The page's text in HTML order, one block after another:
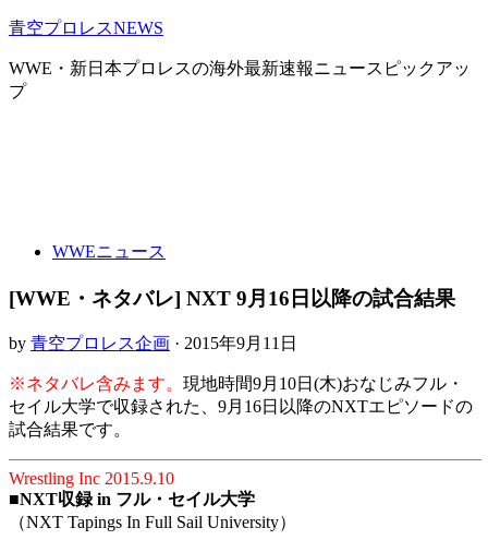
青空プロレスNEWS
WWE・新日本プロレスの海外最新速報ニュースピックアッ
プ
WWEニュース
[WWE・ネタバレ] NXT 9月16日以降の試合結果
by 青空プロレス企画 · 2015年9月11日
※ネタバレ含みます。 現地時間9月10日(木)おなじみフル・
セイル大学で収録された、9月16日以降のNXTエピソードの
試合結果です。
Wrestling Inc 2015.9.10
■NXT収録 in フル・セイル大学
（NXT Tapings In Full Sail University）